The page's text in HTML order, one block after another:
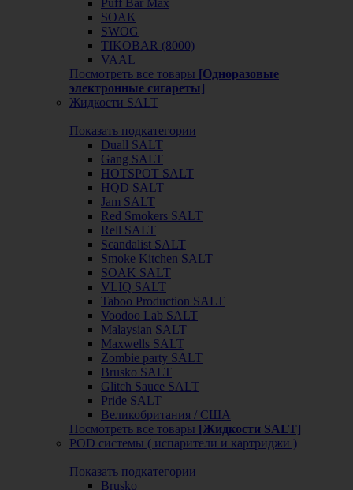
SOAK
SWOG
TIKOBAR (8000)
VAAL
Посмотреть все товары [Одноразовые
электронные сигареты]
Жидкости SALT
Показать подкатегории
Duall SALT
Gang SALT
HOTSPOT SALT
HQD SALT
Jam SALT
Red Smokers SALT
Rell SALT
Scandalist SALT
Smoke Kitchen SALT
SOAK SALT
VLIQ SALT
Taboo Production SALT
Voodoo Lab SALT
Malaysian SALT
Maxwells SALT
Zombie party SALT
Brusko SALT
Glitch Sauce SALT
Pride SALT
Великобритания / США
Посмотреть все товары [Жидкости SALT]
POD системы ( испарители и картриджи )
Показать подкатегории
Brusko